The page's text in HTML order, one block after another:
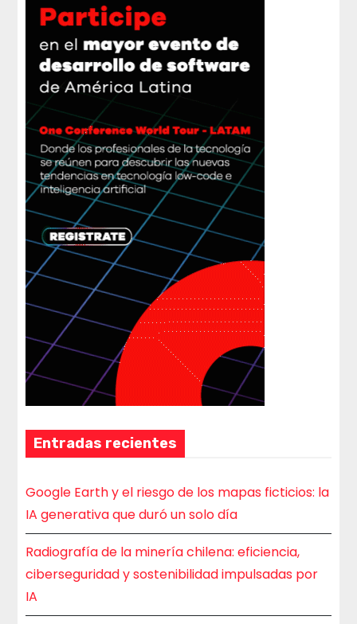
Entradas recientes
Google Earth y el riesgo de los mapas ficticios: la
IA generativa que duró un solo día
Radiografía de la minería chilena: eficiencia,
ciberseguridad y sostenibilidad impulsadas por
IA